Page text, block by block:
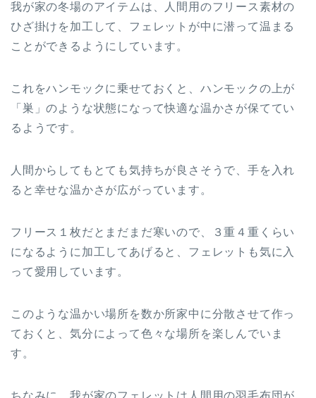
我が家の冬場のアイテムは、人間用のフリース素材の
ひざ掛けを加工して、フェレットが中に潜って温まる
ことができるようにしています。
これをハンモックに乗せておくと、ハンモックの上が
「巣」のような状態になって快適な温かさが保ててい
るようです。
人間からしてもとても気持ちが良さそうで、手を入れ
ると幸せな温かさが広がっています。
フリース１枚だとまだまだ寒いので、３重４重くらい
になるように加工してあげると、フェレットも気に入
って愛用しています。
このような温かい場所を数か所家中に分散させて作っ
ておくと、気分によって色々な場所を楽しんでいま
す。